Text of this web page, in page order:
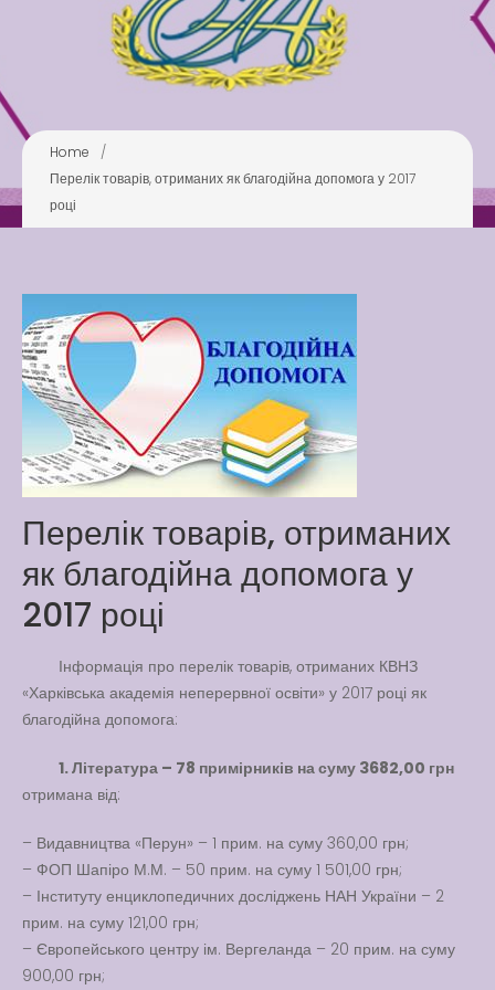
Play is Our Brain’s Favorite
Way
New Friends Everyday at
Latter match class
Swimming Lessons at New
Pool
Play is Our Brain’s Favorite
Way
New Friends Everyday at
Kiddie
Home
/
Перелік товарів, отриманих як благодійна допомога у 2017
році
Перелік товарів, отриманих
як благодійна допомога у
2017 році
Інформація про перелік товарів, отриманих КВНЗ
«Харківська академія неперервної освіти» у 2017 році як
благодійна допомога:
1. Література – 78 примірників на суму 3682,00 грн
отримана від:
– Видавництва «Перун» – 1 прим. на суму 360,00 грн;
– ФОП Шапіро М.М. – 50 прим. на суму 1 501,00 грн;
– Інституту енциклопедичних досліджень НАН України – 2
прим. на суму 121,00 грн;
– Європейського центру ім. Вергеланда – 20 прим. на суму
900,00 грн;